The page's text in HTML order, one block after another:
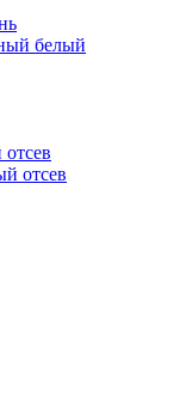
белый
отсев